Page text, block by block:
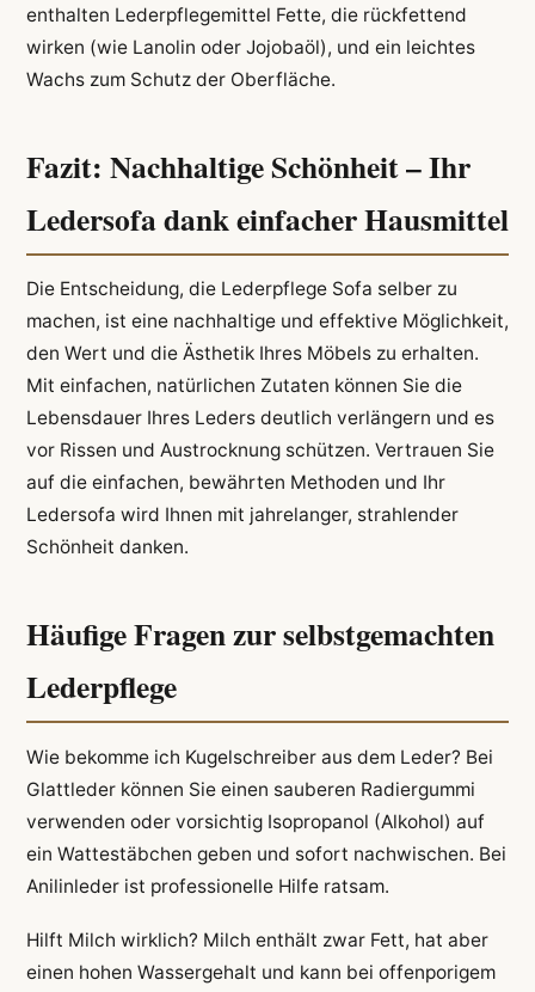
enthalten Lederpflegemittel Fette, die rückfettend
wirken (wie Lanolin oder Jojobaöl), und ein leichtes
Wachs zum Schutz der Oberfläche.
Fazit: Nachhaltige Schönheit – Ihr
Ledersofa dank einfacher Hausmittel
Die Entscheidung, die Lederpflege Sofa selber zu
machen, ist eine nachhaltige und effektive Möglichkeit,
den Wert und die Ästhetik Ihres Möbels zu erhalten.
Mit einfachen, natürlichen Zutaten können Sie die
Lebensdauer Ihres Leders deutlich verlängern und es
vor Rissen und Austrocknung schützen. Vertrauen Sie
auf die einfachen, bewährten Methoden und Ihr
Ledersofa wird Ihnen mit jahrelanger, strahlender
Schönheit danken.
Häufige Fragen zur selbstgemachten
Lederpflege
Wie bekomme ich Kugelschreiber aus dem Leder? Bei
Glattleder können Sie einen sauberen Radiergummi
verwenden oder vorsichtig Isopropanol (Alkohol) auf
ein Wattestäbchen geben und sofort nachwischen. Bei
Anilinleder ist professionelle Hilfe ratsam.
Hilft Milch wirklich? Milch enthält zwar Fett, hat aber
einen hohen Wassergehalt und kann bei offenporigem